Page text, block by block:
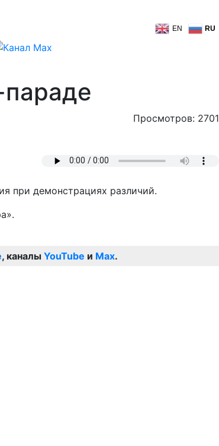
EN RU
Просмотров: 2701
при демонстрациях различий.
, каналы YouTube и Max.